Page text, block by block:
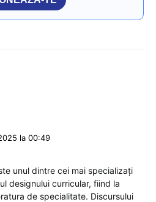
la 00:49
unul dintre cei mai specializați
designului curricular, fiind la
de specialitate. Discursului